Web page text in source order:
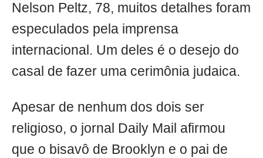
Nelson Peltz, 78, muitos detalhes foram
especulados pela imprensa
internacional. Um deles é o desejo do
casal de fazer uma cerimônia judaica.
Apesar de nenhum dos dois ser
religioso, o jornal Daily Mail afirmou
que o bisavô de Brooklyn e o pai de